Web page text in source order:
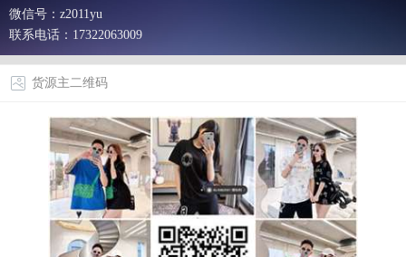
微信号：z2011yu
联系电话：17322063009
货源主二维码